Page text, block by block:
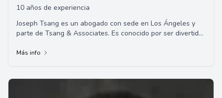
10 años de experiencia
Joseph Tsang es un abogado con sede en Los Ángeles y
parte de Tsang & Associates. Es conocido por ser divertido,
Más info